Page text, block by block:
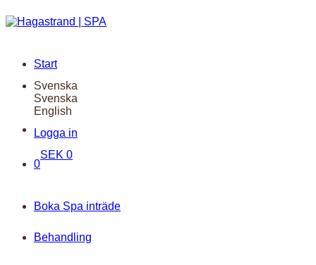
Start
Svenska
Svenska
English
Logga in
0
SEK 0
Boka Spa inträde
Behandling